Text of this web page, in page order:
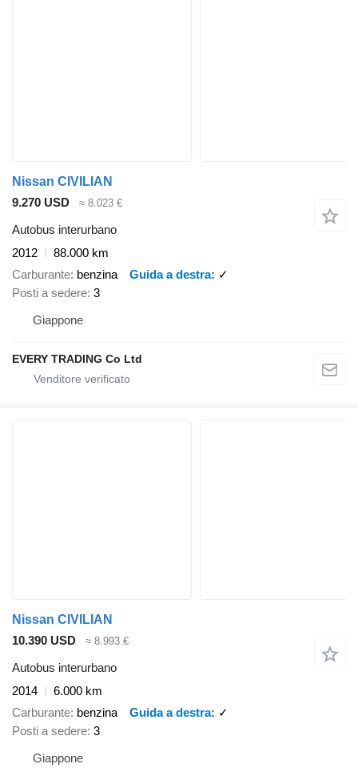
Nissan CIVILIAN
9.270 USD
≈ 8.023 €
Autobus interurbano
2012
88.000 km
Carburante benzina Guida a destra
✓
Posti a sedere 3
Giappone
EVERY TRADING Co Ltd
Nissan CIVILIAN
10.390 USD
≈ 8.993 €
Autobus interurbano
2014
6.000 km
Carburante benzina Guida a destra
✓
Posti a sedere 3
Giappone